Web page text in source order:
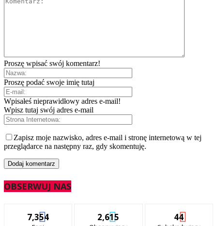
Proszę wpisać swój komentarz!
Proszę podać swoje imię tutaj
Wpisałeś nieprawidłowy adres e-mail!
Wpisz tutaj swój adres e-mail
Zapisz moje nazwisko, adres e-mail i stronę internetową w tej
przeglądarce na następny raz, gdy skomentuję.
OBSERWUJ NAS
7,354 2,615 44